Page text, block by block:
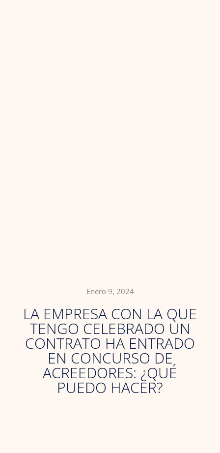
Enero 9, 2024
LA EMPRESA CON LA QUE
TENGO CELEBRADO UN
CONTRATO HA ENTRADO
EN CONCURSO DE
ACREEDORES: ¿QUÉ
PUEDO HACER?